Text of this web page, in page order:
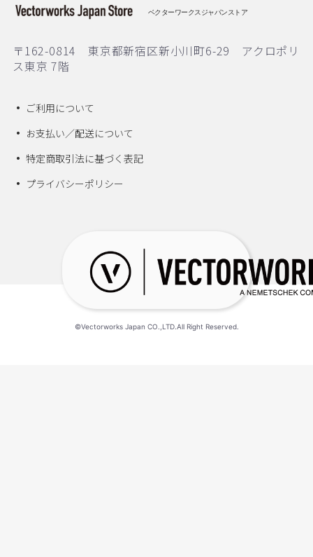
ベクターワークスジャパンストア
〒162-0814 東京都新宿区新小川町6-29 アクロポリ
ス東京 7階
ご利用について
お支払い／配送について
特定商取引法に基づく表記
プライバシーポリシー
©Vectorworks Japan CO.,LTD.All Right Reserved.